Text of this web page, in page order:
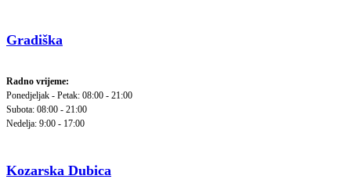
Gradiška
Radno vrijeme:
Ponedjeljak - Petak: 08:00 - 21:00
Subota: 08:00 - 21:00
Nedelja: 9:00 - 17:00
Kozarska Dubica